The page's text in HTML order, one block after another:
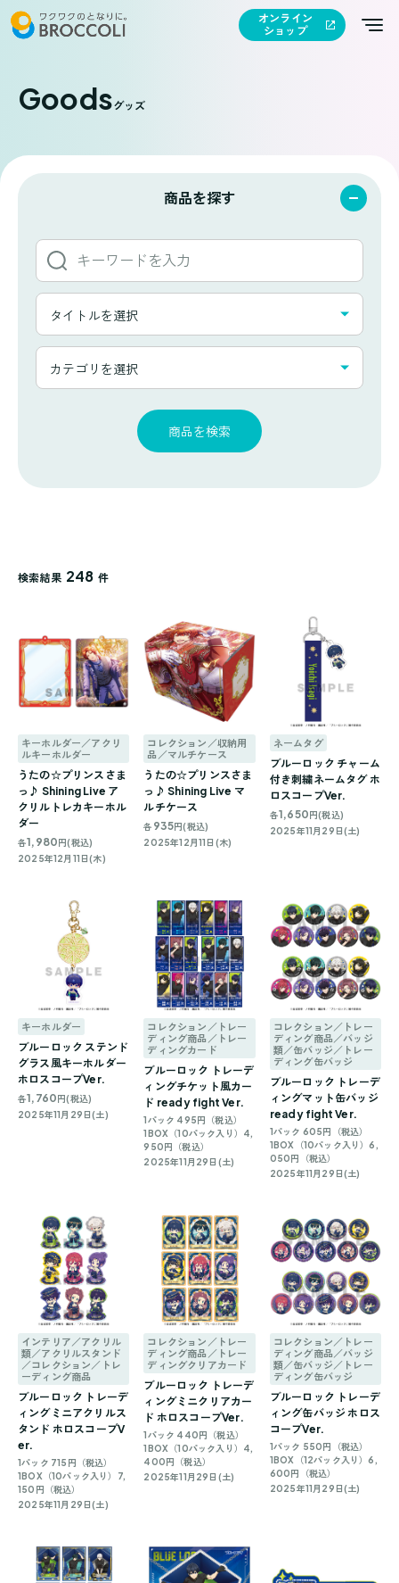
オンライン
ショップ
Goodsグッズ
商品を探す
キ
ワ
ド
か
タ
ト
一
タイトルを選択
カ
カテゴリを選択
商品を検索
検索結果 248 件
キーホルダー／アクリ
ルキーホルダー
うたの☆プリンスさま
っ♪ Shining Live ア
クリルトレカキーホル
ダー
各1,980円(税込)
2025年12月11日(木)
コレクション／収納用
品／マルチケース
うたの☆プリンスさま
っ♪ Shining Live マ
ルチケース
各 935円(税込)
2025年12月11日(木)
ネームタグ
ブルーロック チャーム
付き刺繍ネームタグ ホ
ロスコープVer.
各1,650円(税込)
2025年11月29日(土)
キーホルダー
ブルーロック ステンド
グラス風キーホルダー
ホロスコープVer.
各1,760 円(税込)
2025年11月29日(土)
コレクション／トレー
ディング商品／トレー
ディングカード
ブルーロック トレーデ
ィングチケット風カー
ド ready fight Ver.
1パック 495円（税込）
1BOX（10パック入り）4,
950円（税込）
2025年11月29日(土)
コレクション／トレー
ディング商品／バッジ
類／缶バッジ／トレー
ディング缶バッジ
ブルーロック トレーデ
ィングマット缶バッジ
ready fight Ver.
1パック 605円（税込）
1BOX（10パック入り）6,
050円（税込）
2025年11月29日(土)
インテリア／アクリル
類／アクリルスタンド
／コレクション／トレ
ーディング商品
ブルーロック トレーデ
ィングミニアクリルス
タンド ホロスコープV
er.
1パック 715円（税込）
1BOX（10パック入り）7,
150円（税込）
2025年11月29日(土)
コレクション／トレー
ディング商品／トレー
ディングクリアカード
ブルーロック トレーデ
ィングミニクリアカー
ド ホロスコープVer.
1パック 440円（税込）
1BOX（10パック入り）4,
400円（税込）
2025年11月29日(土)
コレクション／トレー
ディング商品／バッジ
類／缶バッジ／トレー
ディング缶バッジ
ブルーロック トレーデ
ィング缶バッジ ホロス
コープVer.
1パック 550円（税込）
1BOX（12パック入り）6,
600円（税込）
2025年11月29日(土)